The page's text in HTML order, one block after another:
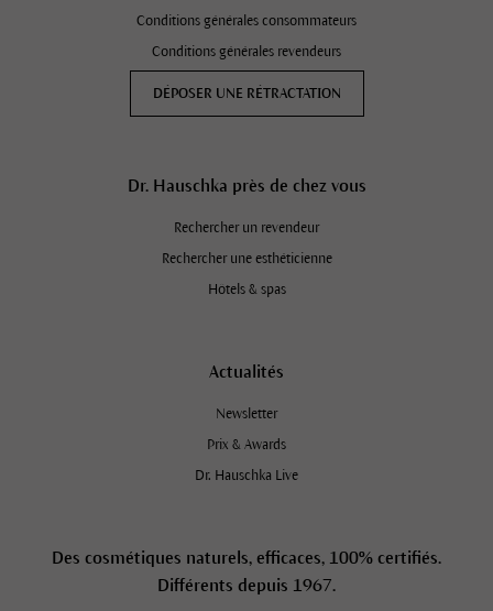
Conditions générales consommateurs
Conditions générales revendeurs
DÉPOSER UNE RÉTRACTATION
Dr. Hauschka près de chez vous
Rechercher un revendeur
Rechercher une esthéticienne
Hôtels & spas
Actualités
Newsletter
Prix & Awards
Dr. Hauschka Live
Des cosmétiques naturels, efficaces, 100% certifiés.
Différents depuis 1967.